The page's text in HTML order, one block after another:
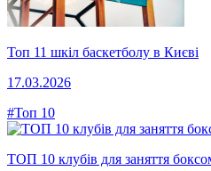
Топ 11 шкіл баскетболу в Києві
17.03.2026
#Топ 10
ТОП 10 клубів для заняття